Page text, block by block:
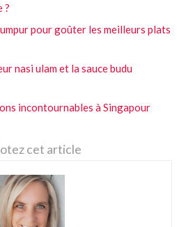
?
pour goûter les meilleurs plats
nasi ulam et la sauce budu
incontournables à Singapour
cet article